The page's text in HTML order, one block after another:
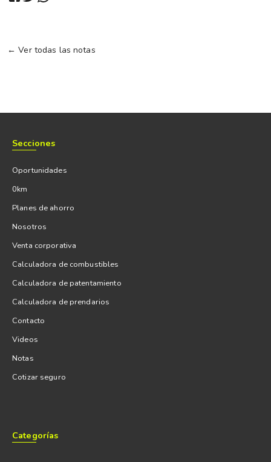
← Ver todas las notas
Secciones
Oportunidades
0km
Planes de ahorro
Nosotros
Venta corporativa
Calculadora de combustibles
Calculadora de patentamiento
Calculadora de prendarios
Contacto
Videos
Notas
Cotizar seguro
Categorías